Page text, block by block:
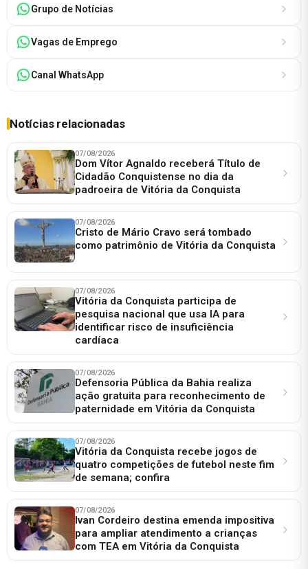
Grupo de Notícias
Vagas de Emprego
Canal WhatsApp
Notícias relacionadas
07/08/2026
Dom Vítor Agnaldo receberá Título de
Cidadão Conquistense no dia da
padroeira de Vitória da Conquista
07/08/2026
Cristo de Mário Cravo será tombado
como patrimônio de Vitória da Conquista
07/08/2026
Vitória da Conquista participa de
pesquisa nacional que usa IA para
identificar risco de insuficiência
cardíaca
07/08/2026
Defensoria Pública da Bahia realiza
ação gratuita para reconhecimento de
paternidade em Vitória da Conquista
07/08/2026
Vitória da Conquista recebe jogos de
quatro competições de futebol neste fim
de semana; confira
07/08/2026
Ivan Cordeiro destina emenda impositiva
para ampliar atendimento a crianças
com TEA em Vitória da Conquista